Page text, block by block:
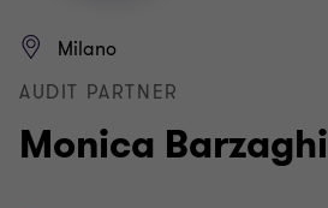
Monica Barzaghi
Milano
AUDIT PARTNER